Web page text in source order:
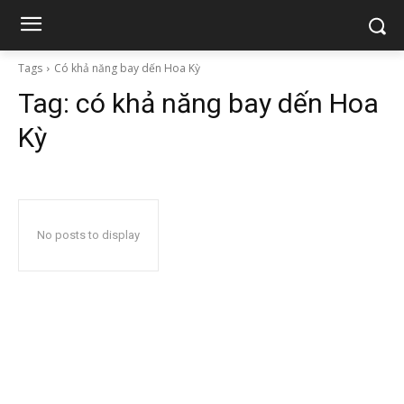
Tags Có khả năng bay dến Hoa Kỳ
Tag: có khả năng bay dến Hoa
Kỳ
No posts to display